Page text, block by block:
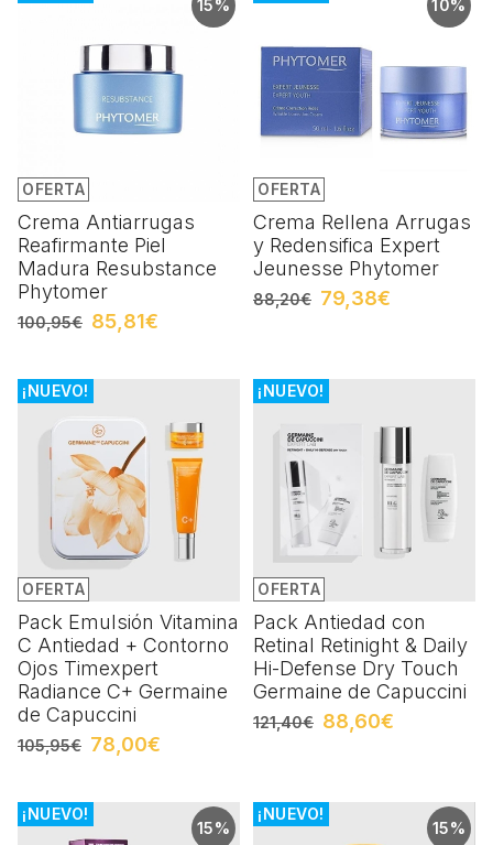
15%
OFERTA
Crema Antiarrugas
Reafirmante Piel
Madura Resubstance
Phytomer
100,95€ 85,81€
10%
OFERTA
Crema Rellena Arrugas
y Redensifica Expert
Jeunesse Phytomer
88,20€ 79,38€
OFERTA
¡NUEVO!
Pack Emulsión Vitamina
C Antiedad + Contorno
Ojos Timexpert
Radiance C+ Germaine
de Capuccini
105,95€ 78,00€
OFERTA
¡NUEVO!
Pack Antiedad con
Retinal Retinight & Daily
Hi-Defense Dry Touch
Germaine de Capuccini
121,40€ 88,60€
15%
¡NUEVO!
15%
¡NUEVO!